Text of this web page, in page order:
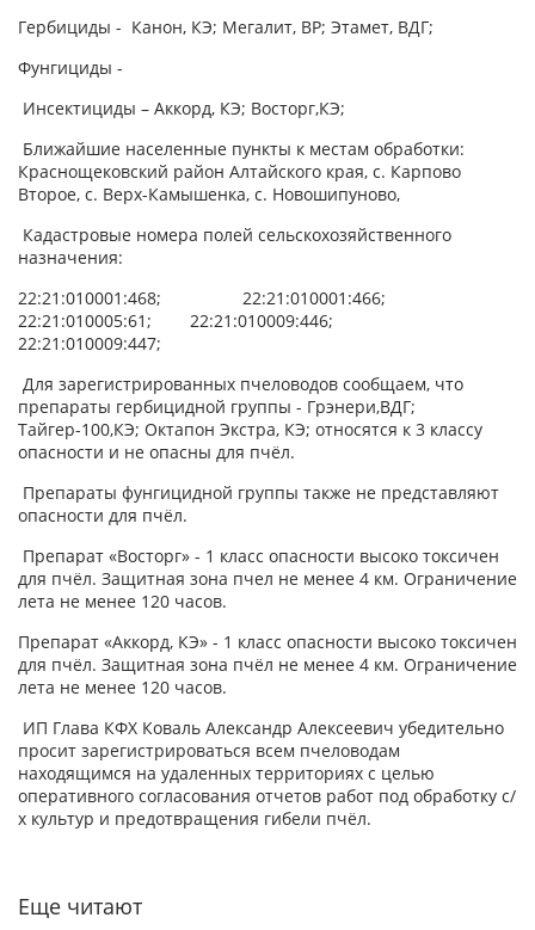
Гербициды - Канон, КЭ; Мегалит, ВР; Этамет, ВДГ;
Фунгициды -
Инсектициды – Аккорд, КЭ; Восторг,КЭ;
Ближайшие населенные пункты к местам обработки:
Краснощековский район Алтайского края, с. Карпово
Второе, с. Верх-Камышенка, с. Новошипуново,
Кадастровые номера полей сельскохозяйственного
назначения:
22:21:010001:468; 22:21:010001:466;
22:21:010005:61; 22:21:010009:446;
22:21:010009:447;
Для зарегистрированных пчеловодов сообщаем, что
препараты гербицидной группы - Грэнери,ВДГ;
Тайгер-100,КЭ; Октапон Экстра, КЭ; относятся к 3 классу
опасности и не опасны для пчёл.
Препараты фунгицидной группы также не представляют
опасности для пчёл.
Препарат «Восторг» - 1 класс опасности высоко токсичен
для пчёл. Защитная зона пчел не менее 4 км. Ограничение
лета не менее 120 часов.
Препарат «Аккорд, КЭ» - 1 класс опасности высоко токсичен
для пчёл. Защитная зона пчёл не менее 4 км. Ограничение
лета не менее 120 часов.
ИП Глава КФХ Коваль Александр Алексеевич убедительно
просит зарегистрироваться всем пчеловодам
находящимся на удаленных территориях с целью
оперативного согласования отчетов работ под обработку с/
х культур и предотвращения гибели пчёл.
Еще читают